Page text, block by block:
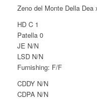
Zeno del Monte Della
HD C 1
Patella 0
JE N/N
LSD N/N
Furnishing: F/F
CDDY N/N
CDPA N/N